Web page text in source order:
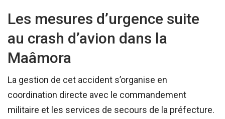
Les mesures d’urgence suite
au crash d’avion dans la
Maâmora
La gestion de cet accident s’organise en
coordination directe avec le commandement
militaire et les services de secours de la préfecture.